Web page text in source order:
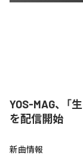
YOS-MAG、「
を配信開始
新曲情報